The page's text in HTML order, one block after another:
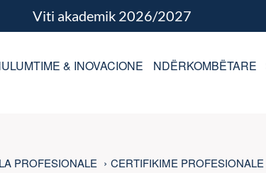
Viti akademik 2026/2027
& INOVACIONE NDËRKOMBËTARE
PROFESIONALE CERTIFIKIME PROFESIONALE